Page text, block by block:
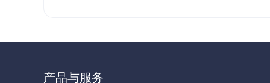
产品与服务